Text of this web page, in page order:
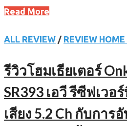
Read More
ALL REVIEW / REVIEW
รีวิวโฮมเธียเตอร์
SR393 เอวี รีซีฟเว
เสียง 5.2 Ch กับการ